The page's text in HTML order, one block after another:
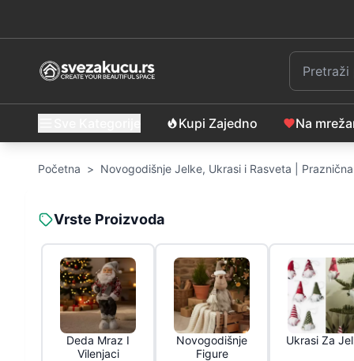
Kupi Zajedno Na
Početna > Novogodišnje Jelke, Ukrasi i Rasveta |
Vrste Proizvoda
Deda Mraz I
Vilenjaci
Novogodišnje
Figure
Ukrasi Za